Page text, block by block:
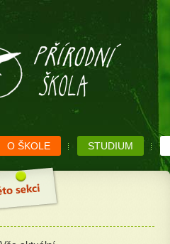
O ŠKOLE STUDIUM